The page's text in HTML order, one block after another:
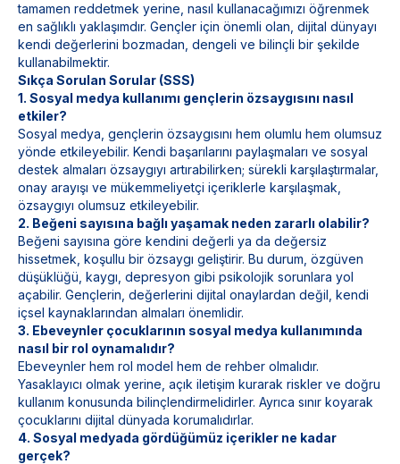
tamamen reddetmek yerine, nasıl kullanacağımızı öğrenmek
en sağlıklı yaklaşımdır. Gençler için önemli olan, dijital dünyayı
kendi değerlerini bozmadan, dengeli ve bilinçli bir şekilde
kullanabilmektir.
Sıkça Sorulan Sorular (SSS)
1. Sosyal medya kullanımı gençlerin özsaygısını nasıl
etkiler?
Sosyal medya, gençlerin özsaygısını hem olumlu hem olumsuz
yönde etkileyebilir. Kendi başarılarını paylaşmaları ve sosyal
destek almaları özsaygıyı artırabilirken; sürekli karşılaştırmalar,
onay arayışı ve mükemmeliyetçi içeriklerle karşılaşmak,
özsaygıyı olumsuz etkileyebilir.
2. Beğeni sayısına bağlı yaşamak neden zararlı olabilir?
Beğeni sayısına göre kendini değerli ya da değersiz
hissetmek, koşullu bir özsaygı geliştirir. Bu durum, özgüven
düşüklüğü, kaygı, depresyon gibi psikolojik sorunlara yol
açabilir. Gençlerin, değerlerini dijital onaylardan değil, kendi
içsel kaynaklarından almaları önemlidir.
3. Ebeveynler çocuklarının sosyal medya kullanımında
nasıl bir rol oynamalıdır?
Ebeveynler hem rol model hem de rehber olmalıdır.
Yasaklayıcı olmak yerine, açık iletişim kurarak riskler ve doğru
kullanım konusunda bilinçlendirmelidirler. Ayrıca sınır koyarak
çocuklarını dijital dünyada korumalıdırlar.
4. Sosyal medyada gördüğümüz içerikler ne kadar
gerçek?